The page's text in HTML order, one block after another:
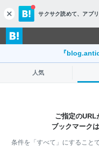
c
l
o
s
サクサク読めて、 アプ
『
人気
ご指定のURL
ブックマーク
条件を「すべて」にすることで